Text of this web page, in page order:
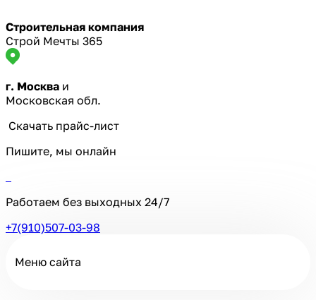
Строительная компания
Строй Мечты 365
г. Москва и
Московская обл.
Скачать прайс-лист
Пишите, мы онлайн
Работаем без выходных 24/7
+7(910)507-03-98
Меню сайта